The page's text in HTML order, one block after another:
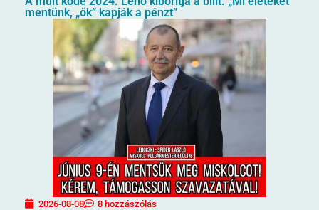
mentünk, „ők” kapják a pénzt”
2026-08-08 8 hozzászólás